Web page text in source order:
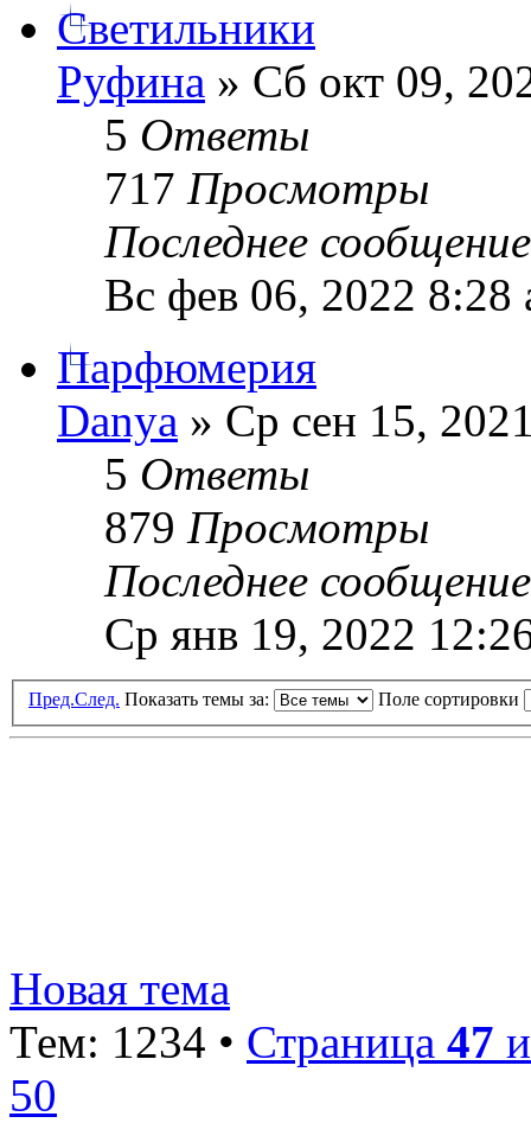
Светильники
Руфина » Сб окт 09,
5 Ответы
717 Просмотры
Последнее
Вс фев 06, 2022 8:28
Парфюмерия
Danya » Ср сен 15,
5 Ответы
879 Просмотры
Последнее
Ср янв 19, 2022
Пред.След. Показать темы за: Поле сортировки
Новая тема
Тем: 1234 • Страница 47
50